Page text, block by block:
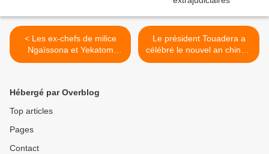
< Les ex-chefs de milice
Ngaïssona et Yekatom
comparaîtront ensemble
Le président Touadera a
célébré le nouvel an chinois
>
Hébergé par Overblog
Top articles
Pages
Contact